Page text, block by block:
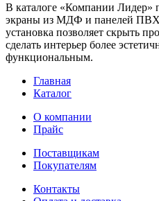
В каталоге «Компании Лидер»
экраны из МДФ и панелей
установка позволяет скрыть
сделать интерьер более
функциональным.
Главная
Каталог
О компании
Прайс
Поставщикам
Покупателям
Контакты